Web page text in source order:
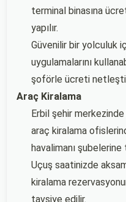
terminal binasına
yapılır.
Güvenilir bir yolculuk
uygulamalarını
şoförle ücreti
Araç Kiralama
Erbil şehir
araç kiralama
havalimanı
Uçuş saatinizde
kiralama
tavsiye edilir.